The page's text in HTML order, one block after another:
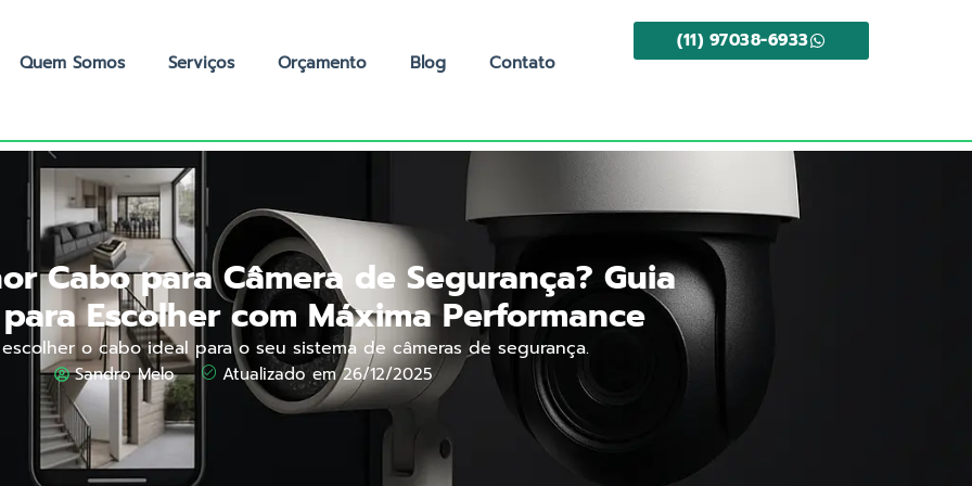
Quem Somos Serviços Orçamento Blog Contato
(11) 97038-6933
Cabo para Câmera de Segurança? Guia
Escolher com Máxima Performance
o cabo ideal para o seu sistema de câmeras de segurança.
Sandro Melo Atualizado em 26/12/2025